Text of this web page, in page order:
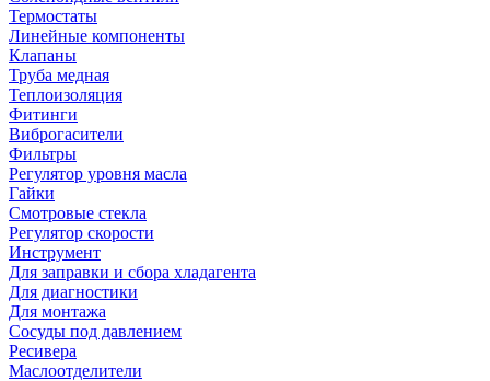
Термостаты
Линейные компоненты
Клапаны
Труба медная
Теплоизоляция
Фитинги
Виброгасители
Фильтры
Регулятор уровня масла
Гайки
Смотровые стекла
Регулятор скорости
Инструмент
Для заправки и сбора хладагента
Для диагностики
Для монтажа
Сосуды под давлением
Ресивера
Маслоотделители